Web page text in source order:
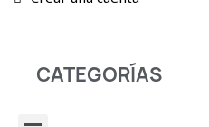
CATEGORÍAS